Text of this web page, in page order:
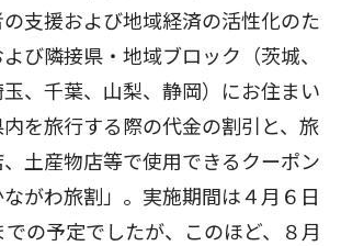
支援および地域経済の活性化のた
び隣接県・地域ブロック（茨城、
、千葉、山梨、静岡）にお住まい
を旅行する際の代金の割引と、旅
土産物店等で使用できるクーポン
がわ旅割」。実施期間は４月６日
の予定でしたが、このほど、８月